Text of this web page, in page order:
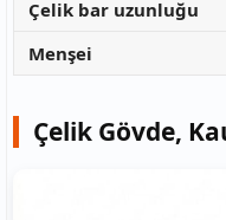
Çelik bar uzunluğu
Menşei
Çelik Gövde,